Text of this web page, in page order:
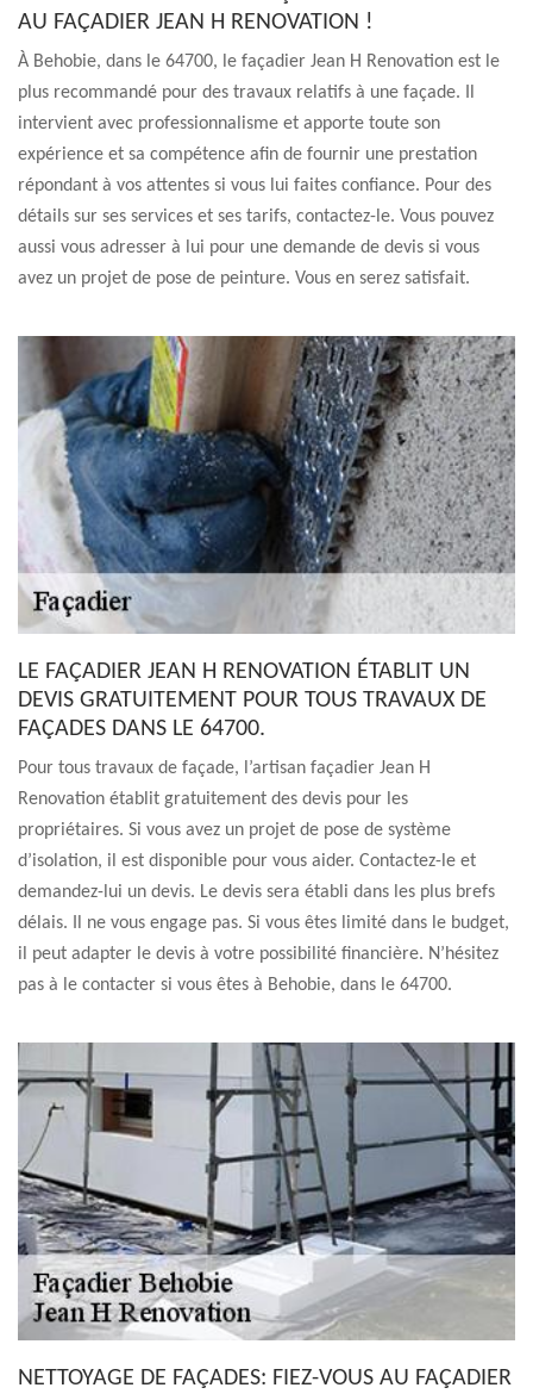
AU FAÇADIER JEAN H RENOVATION !
À Behobie, dans le 64700, le façadier Jean H Renovation est le
plus recommandé pour des travaux relatifs à une façade. Il
intervient avec professionnalisme et apporte toute son
expérience et sa compétence afin de fournir une prestation
répondant à vos attentes si vous lui faites confiance. Pour des
détails sur ses services et ses tarifs, contactez-le. Vous pouvez
aussi vous adresser à lui pour une demande de devis si vous
avez un projet de pose de peinture. Vous en serez satisfait.
LE FAÇADIER JEAN H RENOVATION ÉTABLIT UN
DEVIS GRATUITEMENT POUR TOUS TRAVAUX DE
FAÇADES DANS LE 64700.
Pour tous travaux de façade, l’artisan façadier Jean H
Renovation établit gratuitement des devis pour les
propriétaires. Si vous avez un projet de pose de système
d’isolation, il est disponible pour vous aider. Contactez-le et
demandez-lui un devis. Le devis sera établi dans les plus brefs
délais. Il ne vous engage pas. Si vous êtes limité dans le budget,
il peut adapter le devis à votre possibilité financière. N’hésitez
pas à le contacter si vous êtes à Behobie, dans le 64700.
NETTOYAGE DE FAÇADES: FIEZ-VOUS AU FAÇADIER